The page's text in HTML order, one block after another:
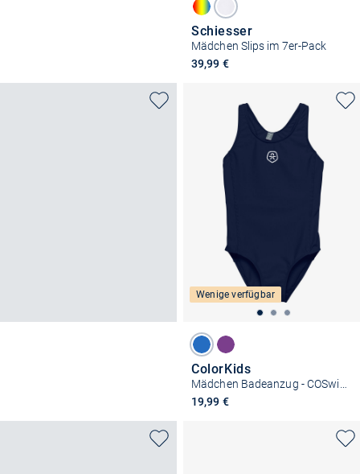
Schiesser
Mädchen Slips im 7er-Pack
39,99 €
Wenige verfügbar
ColorKids
Mädchen Badeanzug - COSwimsuit
19,99 €